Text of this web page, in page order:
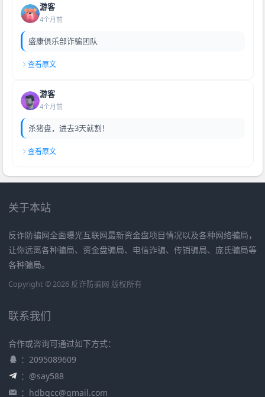
游客
4个月前
盛康俱乐部诈骗团队
查看原文
游客
4个月前
杀猪盘，进去3天就割！
查看原文
关于本站
反诈防骗网全面曝光互联网最新资金盘项目情况以及各种网络骗局，
让你远离各种骗局、资金盘骗局、电信诈骗、传销骗局、庞氏骗局等
各种骗局。
Copyright © 2026 反诈防骗网 版权所有
联系我们
合作或咨询可通过如下方式：
：2095089609
：@say588
： hdbqcc@gmail.com